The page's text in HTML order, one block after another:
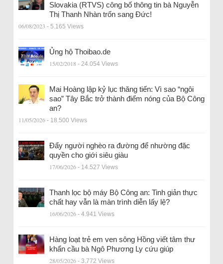
Slovakia (RTVS) công bố thông tin bà Nguyễn
Thị Thanh Nhàn trốn sang Đức!
06/08/2023 - 5.165 Views
Ủng hộ Thoibao.de
15/02/2018 - 24.054 Views
Mai Hoàng lập kỷ lục thăng tiến: Vì sao “ngôi
sao” Tây Bắc trở thành điểm nóng của Bộ Công
an?
11/05/2026 - 18.500 Views
Đẩy người nghèo ra đường để nhường đặc
quyền cho giới siêu giàu
17/06/2026 - 14.527 Views
Thanh lọc bộ máy Bộ Công an: Tinh giản thực
chất hay vẫn là màn trình diễn lấy lệ?
16/06/2026 - 4.941 Views
Hàng loạt trẻ em ven sông Hồng viết tâm thư
khẩn cầu bà Ngô Phương Ly cứu giúp
28/05/2026 - 3.772 Views